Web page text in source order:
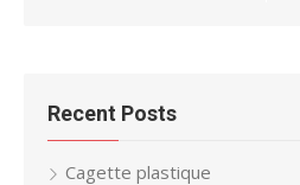
Recent Posts
Cagette plastique